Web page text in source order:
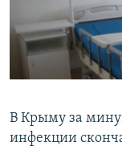
ПОБЕДИТЕЛЕЙ НЕ
ELIFBE
ПРИСОЕДИНЯЙТЕСЬ!
Все сайты
В Крыму за
инфекции